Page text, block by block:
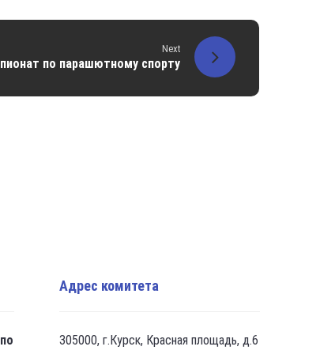
Next
по парашютному спорту
Адрес комитета
305000, г.Курск, Красная площадь, д.6